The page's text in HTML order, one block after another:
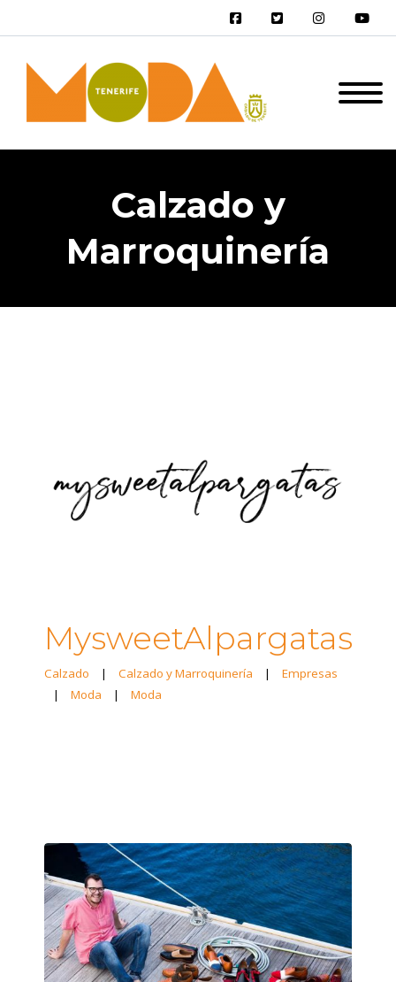
Calzado y
Marroquinería
MysweetAlpargatas
Calzado | Calzado y Marroquinería |
Empresas
|
Moda | Moda